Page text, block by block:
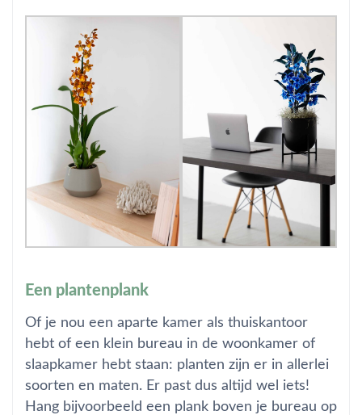
Een plantenplank
Of je nou een aparte kamer als thuiskantoor
hebt of een klein bureau in de woonkamer of
slaapkamer hebt staan: planten zijn er in allerlei
soorten en maten. Er past dus altijd wel iets!
Hang bijvoorbeeld een plank boven je bureau op